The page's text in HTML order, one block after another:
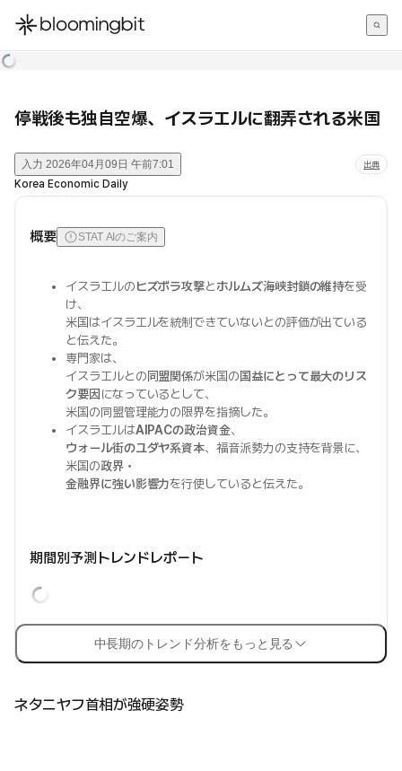
한국어
停戦後も独自空爆、イスラエルに翻弄される米国
入力 2026年04月09日 午前7:01 出典
Korea Economic Daily
概要 STAT AIのご案内
イスラエルのヒズボラ攻撃とホルムズ海峡封鎖の維持を受
け、
米国はイスラエルを統制できていないとの評価が出ている
と伝えた。
専門家は、
イスラエルとの同盟関係が米国の国益にとって最大のリス
ク要因 になっているとして、
米国の同盟管理能力の限界を指摘した。
イスラエルはAIPACの政治資金、
ウォール街のユダヤ系資本、福音派勢力の支持を背景に、
米国の政界・
金融界に強い影響力を行使していると伝えた。
期間別予測トレンドレポート
中長期のトレンド分析をもっと見る
ネタニヤフ首相が強硬姿勢